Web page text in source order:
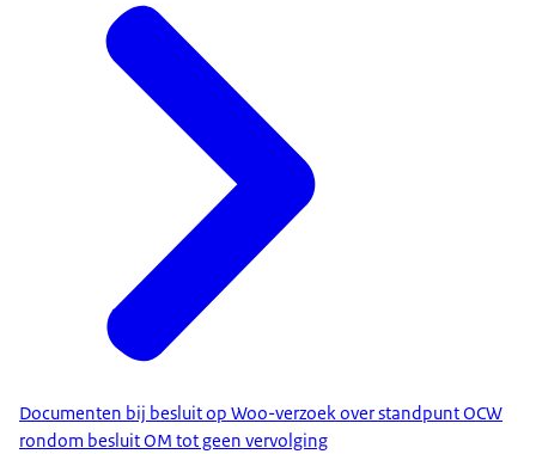
Documenten bij besluit op Woo-verzoek over standpunt OCW
rondom besluit OM tot geen vervolging